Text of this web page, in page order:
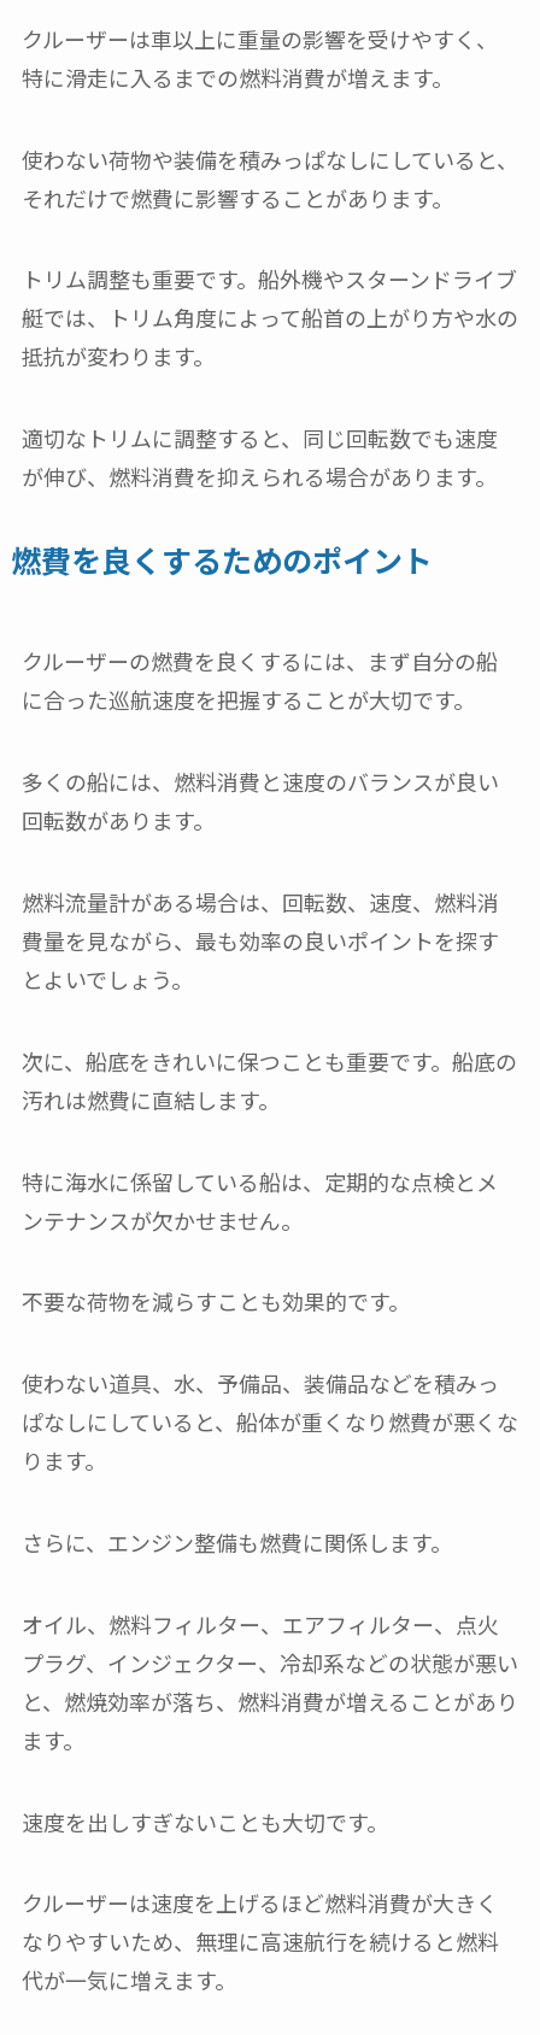
クルーザーは車以上に重量の影響を受けやすく、
特に滑走に入るまでの燃料消費が増えます。
使わない荷物や装備を積みっぱなしにしていると、
それだけで燃費に影響することがあります。
トリム調整も重要です。船外機やスターンドライブ
艇では、トリム角度によって船首の上がり方や水の
抵抗が変わります。
適切なトリムに調整すると、同じ回転数でも速度
が伸び、燃料消費を抑えられる場合があります。
燃費を良くするためのポイント
クルーザーの燃費を良くするには、まず自分の船
に合った巡航速度を把握することが大切です。
多くの船には、燃料消費と速度のバランスが良い
回転数があります。
燃料流量計がある場合は、回転数、速度、燃料消
費量を見ながら、最も効率の良いポイントを探す
とよいでしょう。
次に、船底をきれいに保つことも重要です。船底の
汚れは燃費に直結します。
特に海水に係留している船は、定期的な点検とメ
ンテナンスが欠かせません。
不要な荷物を減らすことも効果的です。
使わない道具、水、予備品、装備品などを積みっ
ぱなしにしていると、船体が重くなり燃費が悪くな
ります。
さらに、エンジン整備も燃費に関係します。
オイル、燃料フィルター、エアフィルター、点火
プラグ、インジェクター、冷却系などの状態が悪い
と、燃焼効率が落ち、燃料消費が増えることがあり
ます。
速度を出しすぎないことも大切です。
クルーザーは速度を上げるほど燃料消費が大きく
なりやすいため、無理に高速航行を続けると燃料
代が一気に増えます。